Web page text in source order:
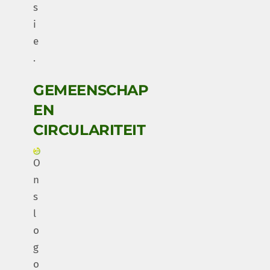
s
i
e
.
GEMEENSCHAP
EN
CIRCULARITEIT
O
n
s
l
o
g
o